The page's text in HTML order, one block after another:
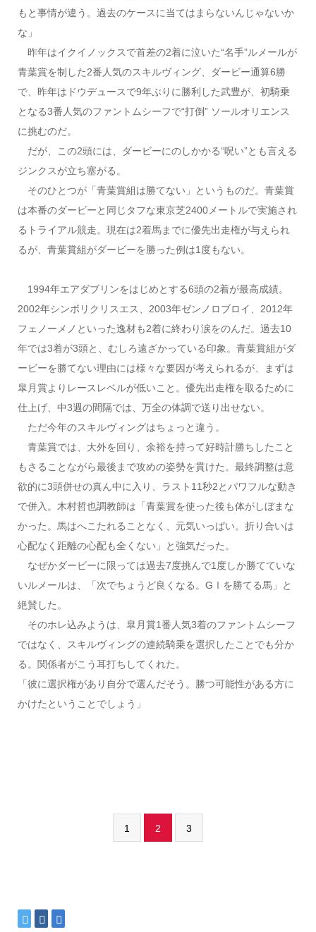
もと事情が違う。過去のケースに当てはまらないんじゃないか
な」
昨年はイクイノックスで首差の2着に泣いた“名手”ルメールが
青葉賞を制した2番人気のスキルヴィング、ダービー通算6勝
で、昨年はドウデュースで9年ぶりに勝利した武豊が、初騎乗
となる3番人気のファントムシーフで“打倒” ソールオリエンス
に挑むのだ。
だが、この2頭には、ダービーにのしかかる“呪い”とも言える
ジンクスが立ち塞がる。
そのひとつが「青葉賞組は勝てない」というものだ。青葉賞
は本番のダービーと同じタフな東京芝2400メートルで実施され
るトライアル競走。現在は2着馬までに優先出走権が与えられ
るが、青葉賞組がダービーを勝った例は1度もない。
1994年エアダブリンをはじめとする6頭の2着が最高成績。
2002年シンボリクリスエス、2003年ゼンノロブロイ、2012年
フェノーメノといった逸材も2着に終わり涙をのんだ。過去10
年では3着が3頭と、むしろ遠ざかっている印象。青葉賞組がダ
ービーを勝てない理由には様々な要因が考えられるが、まずは
皐月賞よりレースレベルが低いこと。優先出走権を取るために
仕上げ、中3週の間隔では、万全の体調で送り出せない。
ただ今年のスキルヴィングはちょっと違う。
青葉賞では、大外を回り、余裕を持って好時計勝ちしたこと
もさることながら最後まで攻めの姿勢を貫けた。最終調整は意
欲的に3頭併せの真ん中に入り、ラスト11秒2とパワフルな動き
で併入。木村哲也調教師は「青葉賞を使った後も体がしぼまな
かった。馬はへこたれることなく、元気いっぱい。折り合いは
心配なく距離の心配も全くない」と強気だった。
なぜかダービーに限っては過去7度挑んで1度しか勝てていな
いルメールは、「次でちょうど良くなる。GⅠを勝てる馬」と
絶賛した。
そのホレ込みようは、皐月賞1番人気3着のファントムシーフ
ではなく、スキルヴィングの連続騎乗を選択したことでも分か
る。関係者がこう耳打ちしてくれた。
「彼に選択権があり自分で選んだそう。勝つ可能性がある方に
かけたということでしょう」
1 2 3